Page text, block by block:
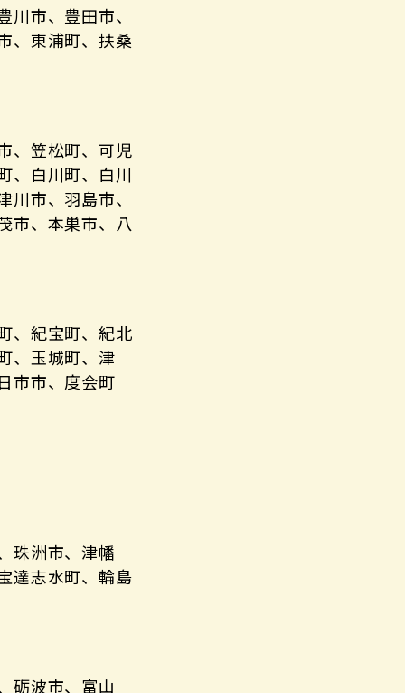
市、豊田市、
、東浦町、扶桑
、笠松町、可児
、白川町、白川
市、羽島市、
市、本巣市、八
、紀宝町、紀北
、玉城町、津
市市、度会町
珠洲市、津幡
達志水町、輪島
砺波市、富山